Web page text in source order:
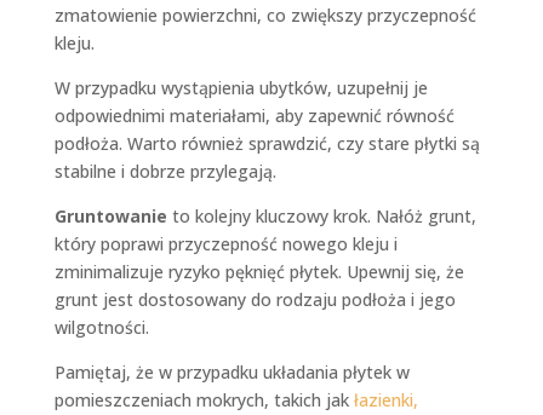
zmatowienie powierzchni, co zwiększy przyczepność
kleju.
W przypadku wystąpienia ubytków, uzupełnij je
odpowiednimi materiałami, aby zapewnić równość
podłoża. Warto również sprawdzić, czy stare płytki są
stabilne i dobrze przylegają.
Gruntowanie to kolejny kluczowy krok. Nałóż grunt,
który poprawi przyczepność nowego kleju i
zminimalizuje ryzyko pęknięć płytek. Upewnij się, że
grunt jest dostosowany do rodzaju podłoża i jego
wilgotności.
Pamiętaj, że w przypadku układania płytek w
pomieszczeniach mokrych, takich jak łazienki,